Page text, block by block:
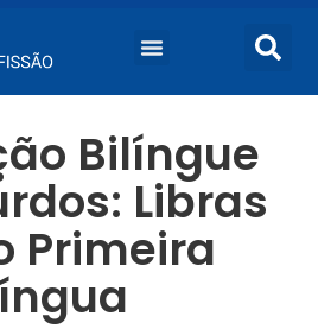
Bilíngue
Libras
Primeira